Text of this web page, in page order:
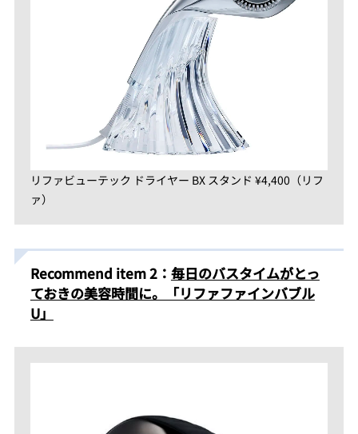
リファビューテック ドライヤー BX スタンド ¥4,400（リフ
ァ）
Recommend item 2： 毎日のバスタイムがとっ
ておきの美容時間に。「リファファインバブル
U」